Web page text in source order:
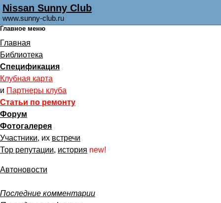
Nissan Sunny Club
www.sunny-club.ru
Главное меню
Главная
Библиотека
Спецификация
Клубная карта
и Партнеры клуба
Статьи по ремонту
Форум
Фотогалерея
Участники, их встречи
Тор репутации, история new!
Автоновости
Последние комментарии